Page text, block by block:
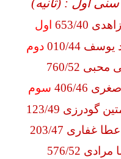
اول : (ثانیه)
653/40
اول
010/44
دوم
760/52
406/46
سوم
گودرزی 123/49
غفاری 203/47
مرادی 576/52